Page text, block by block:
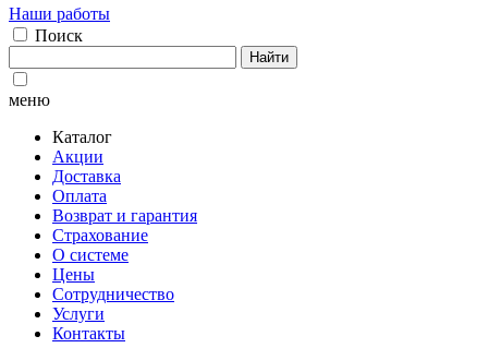
Наши работы
Поиск
Найти
меню
Каталог
Акции
Доставка
Оплата
Возврат и гарантия
Страхование
О системе
Цены
Сотрудничество
Услуги
Контакты